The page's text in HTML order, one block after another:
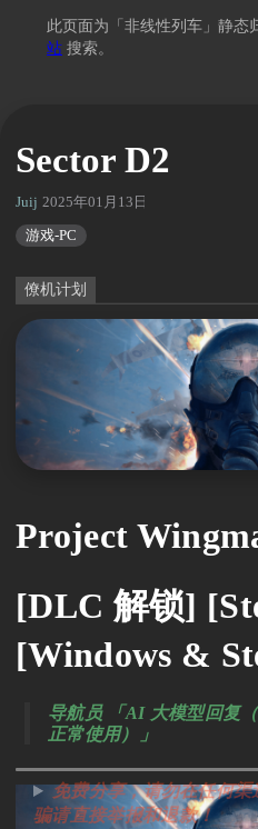
此页面为「非线性列车」静态
站 搜索。
Sector D2
Juij 2025年01月13日 14:38
游戏-PC
僚机计划
Project
[DLC 解锁]
[Windows &
导航员 「AI 大模型回复
正常使用）」
免费分享，请勿在任何
骗请直接举报和退款！